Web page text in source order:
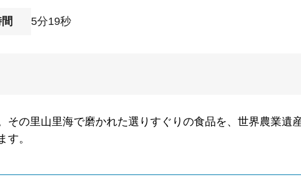
5分19秒
その里山里海で磨かれた選りすぐりの食品を、世界農業遺
す。